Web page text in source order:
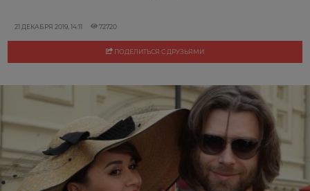
21 ДЕКАБРЯ 2019, 14:11 72720
ПОДЕЛИТЬСЯ С ДРУЗЬЯМИ